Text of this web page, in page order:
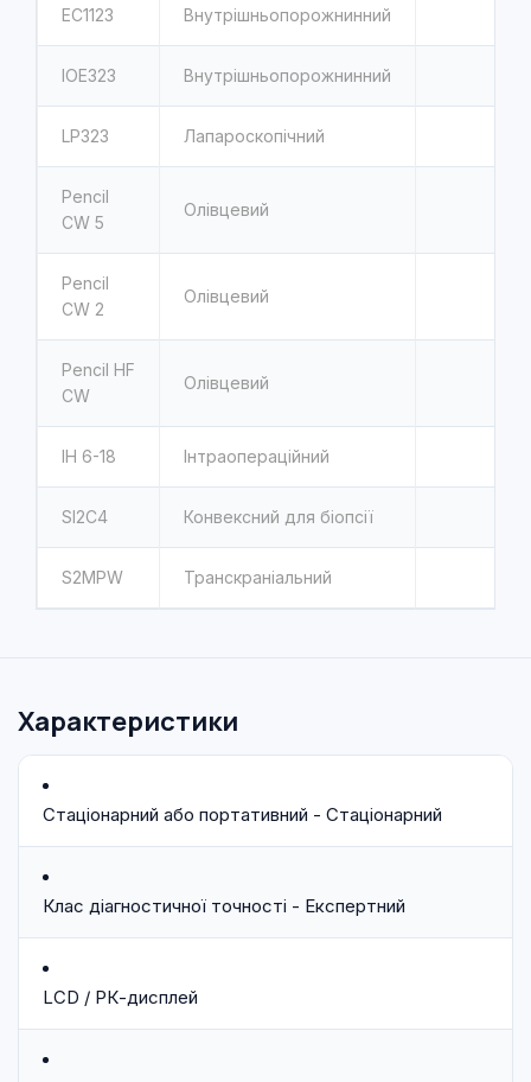
EC1123 Внутрішньопорожнинний
IOE323 Внутрішньопорожнинний
LP323 Лапароскопічний
Pencil
CW 5
Олівцевий
Pencil
CW 2
Олівцевий
Pencil HF
CW
Олівцевий
IH 6-18 Інтраопераційний
SI2C4 Конвексний для біопсії
S2MPW Транскраніальний
Характеристики
Стаціонарний або портативний - Стаціонарний
Клас діагностичної точності - Експертний
LCD / РК-дисплей